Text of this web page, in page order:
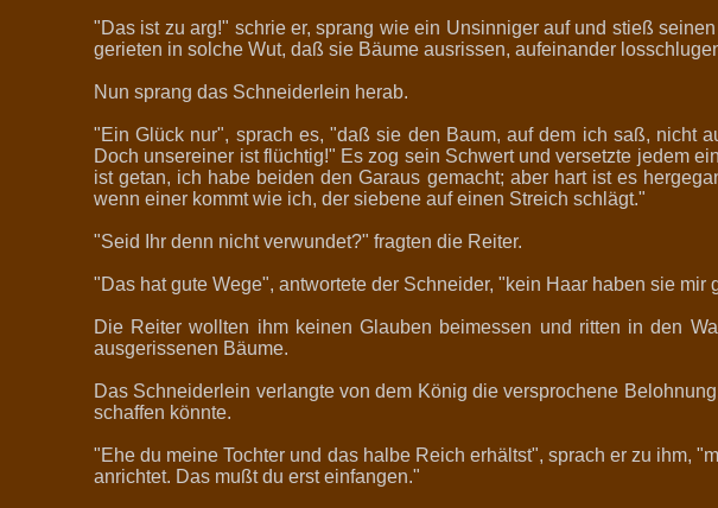
"Das ist zu arg!" schrie er, sprang wie ein Unsinniger auf und stieß
gerieten in solche Wut, daß sie Bäume ausrissen, aufeinander
Nun sprang das Schneiderlein herab.
"Ein Glück nur", sprach es, "daß sie den Baum, auf dem ich saß, nicht
Doch unsereiner ist flüchtig!" Es zog sein Schwert und versetzte jedem
ist getan, ich habe beiden den Garaus gemacht; aber hart ist es
wenn einer kommt wie ich, der siebene auf einen Streich schlägt."
"Seid Ihr denn nicht verwundet?" fragten die Reiter.
"Das hat gute Wege", antwortete der Schneider, "kein Haar haben sie mir
Die Reiter wollten ihm keinen Glauben beimessen und ritten in den
ausgerissenen Bäume.
Das Schneiderlein verlangte von dem König die versprochene
schaffen könnte.
"Ehe du meine Tochter und das halbe Reich erhältst", sprach er zu ihm,
anrichtet. Das mußt du erst einfangen."